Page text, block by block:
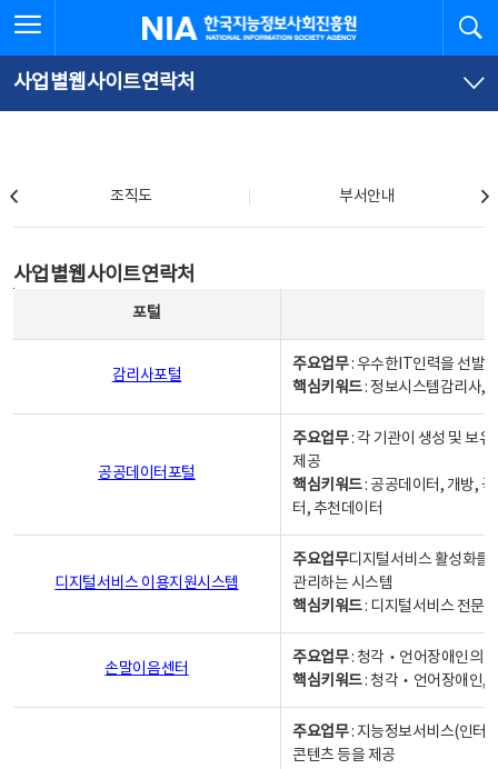
문
로
가
체
뉴
바
가
한국지능정보사회진흥원
사업별웹사이트연락처
조직도 부서안내
사업별웹사이트연락처
포털
감리사포털
주요업무: 우수한IT인력을 선발
핵심키워드: 정보시스템감리사,
공공데이터포털
주요업무: 각 기관이 생성 및 보
제공
핵심키워드: 공공데이터, 개방,
터, 추천데이터
디지털서비스 이용지원시스템
주요업무디지털서비스 활성화를
관리하는 시스템
핵심키워드: 디지털서비스 전문
손말이음센터
주요업무: 청각‧언어장애인의
핵심키워드: 청각‧언어장애인,
주요업무: 지능정보서비스(인터
콘텐츠 등을 제공